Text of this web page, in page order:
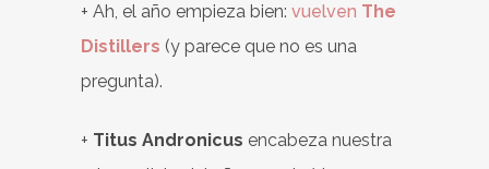
+ Ah, el año empieza bien: vuelven The
Distillers (y parece que no es una
pregunta).
+ Titus Andronicus encabeza nuestra